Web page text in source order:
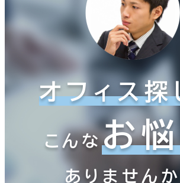
オフィス探
こんなお
ありません